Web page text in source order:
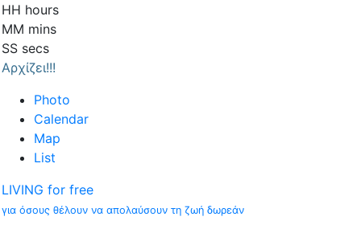
HH hours
MM mins
SS secs
Αρχίζει!!!
Photo
Calendar
Map
List
LIVING for free
για όσους θέλουν να απολαύσουν τη ζωή δωρεάν